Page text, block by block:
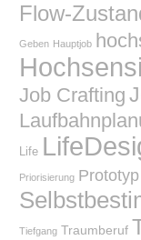
Flow-
Geben Hauptjob
Job Crafting
Life
Priorisierung Prototyp
Tiefgang Traumberuf